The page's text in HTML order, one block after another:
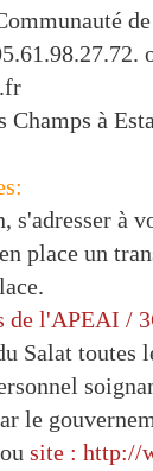
Champs à
s'adresser à
place un
de l'APEAI /
Salat toutes
le
site : http://